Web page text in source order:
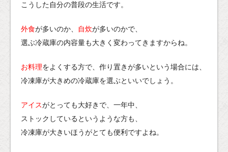
こうした自分の普段の生活です。
外食が多いのか、 自炊が多いのかで、
選ぶ冷蔵庫の内容量も大きく変わってきますからね。
お料理をよくする方で、作り置きが多いという場合には、
冷凍庫が大きめの冷蔵庫を選ぶといいでしょう。
アイスがとっても大好きで、一年中、
ストックしているというような方も、
冷凍庫が大きいほうがとても便利ですよね。